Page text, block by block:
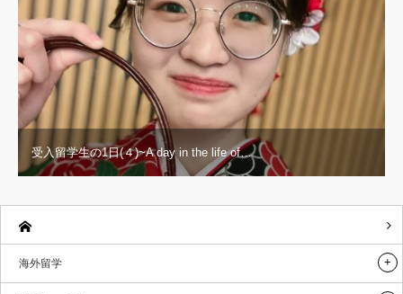
受入留学生の1日(４)~A day in the life of…
海外留学